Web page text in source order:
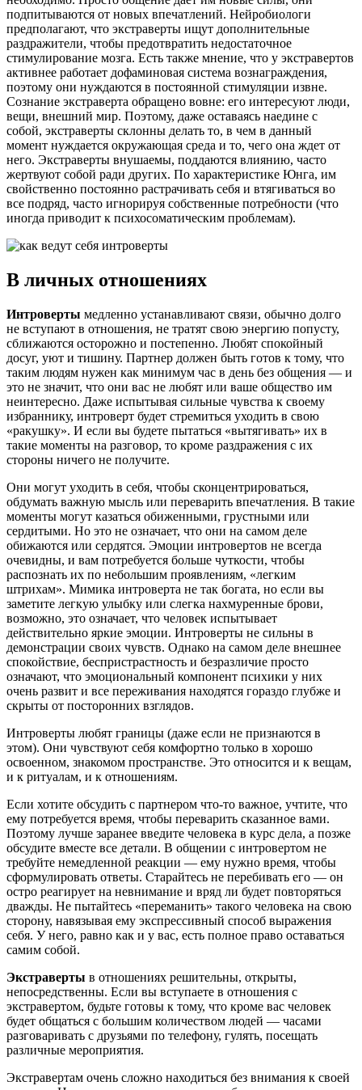
подпитываются от новых впечатлений. Нейробиологи
предполагают, что экстраверты ищут дополнительные
раздражители, чтобы предотвратить недостаточное
стимулирование мозга. Есть также мнение, что у экстравертов
активнее работает дофаминовая система вознаграждения,
поэтому они нуждаются в постоянной стимуляции извне.
Сознание экстраверта обращено вовне: его интересуют люди,
вещи, внешний мир. Поэтому, даже оставаясь наедине с
собой, экстраверты склонны делать то, в чем в данный
момент нуждается окружающая среда и то, чего она ждет от
него. Экстраверты внушаемы, поддаются влиянию, часто
жертвуют собой ради других. По характеристике Юнга, им
свойственно постоянно растрачивать себя и втягиваться во
все подряд, часто игнорируя собственные потребности (что
иногда приводит к психосоматическим проблемам).
В личных отношениях
Интроверты медленно устанавливают связи, обычно долго
не вступают в отношения, не тратят свою энергию попусту,
сближаются осторожно и постепенно. Любят спокойный
досуг, уют и тишину. Партнер должен быть готов к тому, что
таким людям нужен как минимум час в день без общения — и
это не значит, что они вас не любят или ваше общество им
неинтересно. Даже испытывая сильные чувства к своему
избраннику, интроверт будет стремиться уходить в свою
«ракушку». И если вы будете пытаться «вытягивать» их в
такие моменты на разговор, то кроме раздражения с их
стороны ничего не получите.
Они могут уходить в себя, чтобы сконцентрироваться,
обдумать важную мысль или переварить впечатления. В такие
моменты могут казаться обиженными, грустными или
сердитыми. Но это не означает, что они на самом деле
обижаются или сердятся. Эмоции интровертов не всегда
очевидны, и вам потребуется больше чуткости, чтобы
распознать их по небольшим проявлениям, «легким
штрихам». Мимика интроверта не так богата, но если вы
заметите легкую улыбку или слегка нахмуренные брови,
возможно, это означает, что человек испытывает
действительно яркие эмоции. Интроверты не сильны в
демонстрации своих чувств. Однако на самом деле внешнее
спокойствие, беспристрастность и безразличие просто
означают, что эмоциональный компонент психики у них
очень развит и все переживания находятся гораздо глубже и
скрыты от посторонних взглядов.
Интроверты любят границы (даже если не признаются в
этом). Они чувствуют себя комфортно только в хорошо
освоенном, знакомом пространстве. Это относится и к вещам,
и к ритуалам, и к отношениям.
Если хотите обсудить с партнером что-то важное, учтите, что
ему потребуется время, чтобы переварить сказанное вами.
Поэтому лучше заранее введите человека в курс дела, а позже
обсудите вместе все детали. В общении с интровертом не
требуйте немедленной реакции — ему нужно время, чтобы
сформулировать ответы. Старайтесь не перебивать его — он
остро реагирует на невнимание и вряд ли будет повторяться
дважды. Не пытайтесь «переманить» такого человека на свою
сторону, навязывая ему экспрессивный способ выражения
себя. У него, равно как и у вас, есть полное право оставаться
самим собой.
Экстраверты в отношениях решительны, открыты,
непосредственны. Если вы вступаете в отношения с
экстравертом, будьте готовы к тому, что кроме вас человек
будет общаться с большим количеством людей — часами
разговаривать с друзьями по телефону, гулять, посещать
различные мероприятия.
Экстравертам очень сложно находиться без внимания к своей